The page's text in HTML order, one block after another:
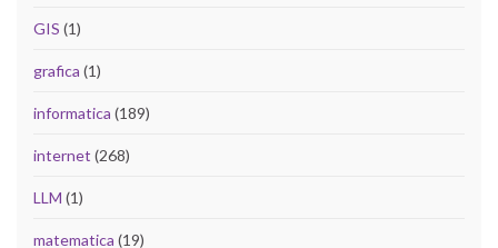
GIS (1)
grafica (1)
informatica (189)
internet (268)
LLM (1)
matematica (19)